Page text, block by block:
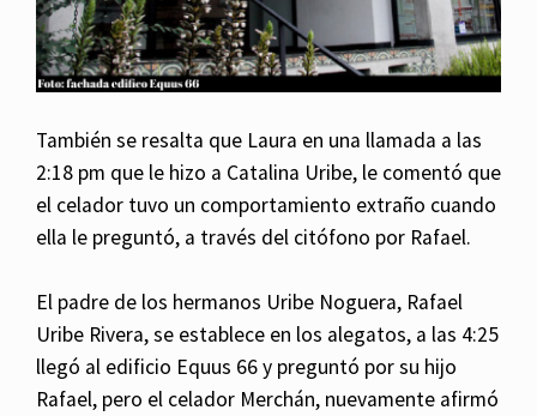
También se resalta que Laura en una llamada a las
2:18 pm que le hizo a Catalina Uribe, le comentó que
el celador tuvo un comportamiento extraño cuando
ella le preguntó, a través del citófono por Rafael.
El padre de los hermanos Uribe Noguera, Rafael
Uribe Rivera, se establece en los alegatos, a las 4:25
llegó al edificio Equus 66 y preguntó por su hijo
Rafael, pero el celador Merchán, nuevamente afirmó